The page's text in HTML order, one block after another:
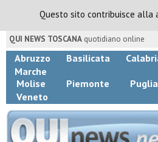
Questo sito contribuisce alla
QUI NEWS TOSCANA quotidiano online
Abruzzo Basilicata
Marche
Molise
Piemonte Puglia
Veneto